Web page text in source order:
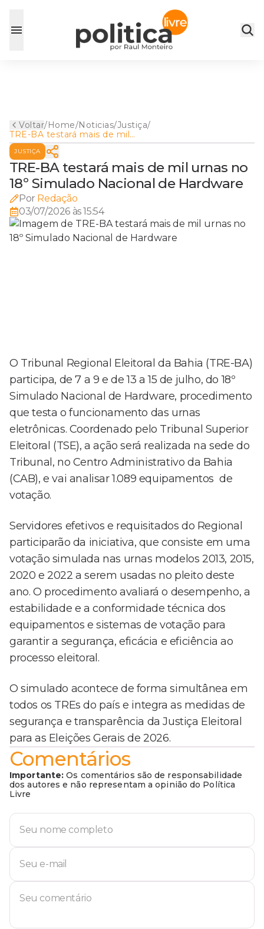
Voltar/Home/Noticias/Justiça/
TRE-BA testará mais de mil
urnas no 18º Simulado
Nacional de Hardware
JUSTIÇA
TRE-BA testará mais de mil urnas no
18º Simulado Nacional de Hardware
Por Redação
03/07/2026 às 15:54
O Tribunal Regional Eleitoral da Bahia (TRE-BA)
participa, de 7 a 9 e de 13 a 15 de julho, do 18º
Simulado Nacional de Hardware, procedimento
que testa o funcionamento das urnas
eletrônicas. Coordenado pelo Tribunal Superior
Eleitoral (TSE), a ação será realizada na sede do
Tribunal, no Centro Administrativo da Bahia
(CAB), e vai analisar 1.089 equipamentos de
votação.
Servidores efetivos e requisitados do Regional
participarão da iniciativa, que consiste em uma
votação simulada nas urnas modelos 2013, 2015,
2020 e 2022 a serem usadas no pleito deste
ano. O procedimento avaliará o desempenho, a
estabilidade e a conformidade técnica dos
equipamentos e sistemas de votação para
garantir a segurança, eficácia e eficiência ao
processo eleitoral.
O simulado acontece de forma simultânea em
todos os TREs do país e integra as medidas de
segurança e transparência da Justiça Eleitoral
para as Eleições Gerais de 2026.
Comentários
Importante: Os comentários são de responsabilidade
dos autores e não representam a opinião do Política
Livre